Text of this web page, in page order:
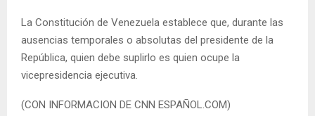
La Constitución de Venezuela establece que, durante las
ausencias temporales o absolutas del presidente de la
República, quien debe suplirlo es quien ocupe la
vicepresidencia ejecutiva.
(CON INFORMACION DE CNN ESPAÑOL.COM)